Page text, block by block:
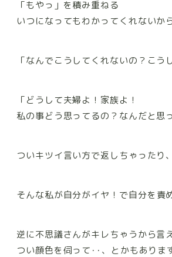
「もやっ」を積み重ねる
いつになってもわかってくれないか
「なんでこうしてくれないの？こう
「どうして夫婦よ！ 家族よ！
私の事どう思ってるの？なんだと思
ついキツイ言い方で返しちゃったり、
そんな私が自分がイヤ！ で自分を責
逆に不思議さんがキレちゃうから言
つい顔色を伺って･･、とかもありま